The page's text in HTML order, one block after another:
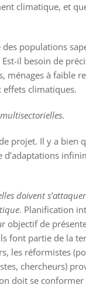
climatique, et
populations
il besoin de
ménages à faible
effets climatiques.
.
projet. Il y a bien
doivent
. Planification
objectif de
font partie de la
les réformistes
chercheurs)
doit se conformer